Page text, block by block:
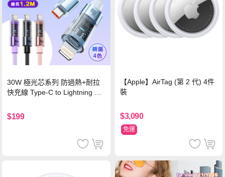
30W 極光芯系列 防過熱+耐拉
快充線 Type-C to Lightning 傳
$199
【Apple】AirTag (第 2 代) 4件
裝
$3,090
免運